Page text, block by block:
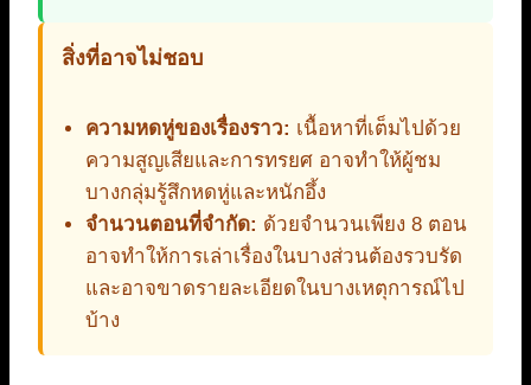
สิ่งที่อาจไม่ชอบ
ความหดหู่ของเรื่องราว: เนื้อหาที่เต็มไปด้วย
ความสูญเสียและการทรยศ อาจทำให้ผู้ชม
บางกลุ่มรู้สึกหดหู่และหนักอึ้ง
จำนวนตอนที่จำกัด: ด้วยจำนวนเพียง 8 ตอน
อาจทำให้การเล่าเรื่องในบางส่วนต้องรวบรัด
และอาจขาดรายละเอียดในบางเหตุการณ์ไป
บ้าง